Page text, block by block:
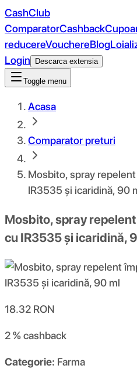
CashClub
ComparatorCashback
reducereVouchereBlog
Login
Descarca extensia
Toggle menu
Acasa
Comparator preturi
Mosbito, spray
IR3535 și icaridină, 90
Mosbito, spray
cu IR3535 și icaridină,
18.32 RON
2 %cashback
Categorie: Farma